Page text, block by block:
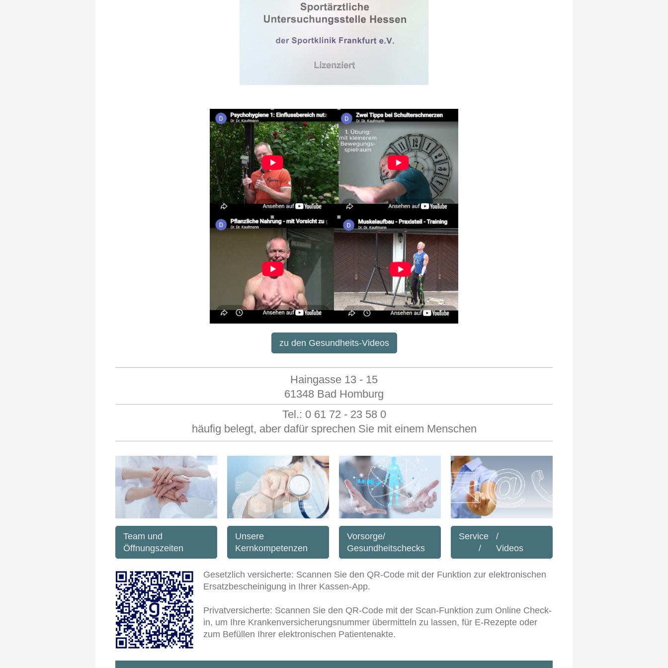
zu den Gesundheits-Videos
Haingasse 13 - 15
61348 Bad Homburg
Tel.: 0 61 72 - 23 58 0
häufig belegt, aber dafür sprechen Sie mit einem Menschen
Team und
Öffnungszeiten
Unsere
Kernkompetenzen
Vorsorge/
Gesundheitschecks
Service /
/ Videos
Gesetzlich versicherte: Scannen Sie den QR-Code mit der Funktion zur elektronischen
Ersatzbescheinigung in Ihrer Kassen-App.
Privatversicherte: Scannen Sie den QR-Code mit der Scan-Funktion zum Online Check-
in, um Ihre Krankenversicherungsnummer übermitteln zu lassen, für E-Rezepte oder
zum Befüllen Ihrer elektronischen Patientenakte.